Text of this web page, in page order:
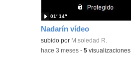
Nadarín vídeo
Contenido educativo.
subido por M.soledad R.
01′ 14″
-hace 3 meses -5 visualizaciones